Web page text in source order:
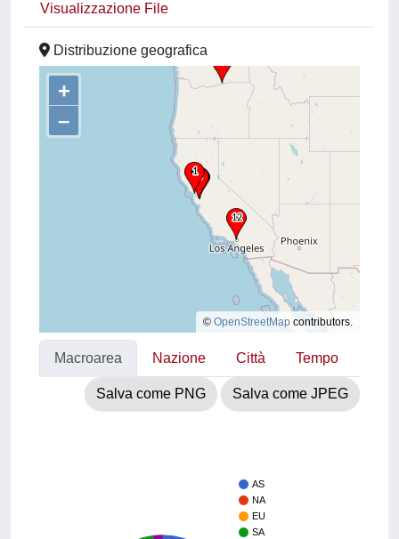
Visualizzazione File
Distribuzione geografica
+
–
© OpenStreetMap contributors.
Macroarea Nazione Città Tempo
Salva come PNG Salva come JPEG
AS
NA
EU
SA